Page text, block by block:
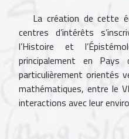
La création de cette
centres d’intérêts
l’Histoire et
principalement en Pays
particulièrement orientés
mathématiques, entre le
interactions avec leur